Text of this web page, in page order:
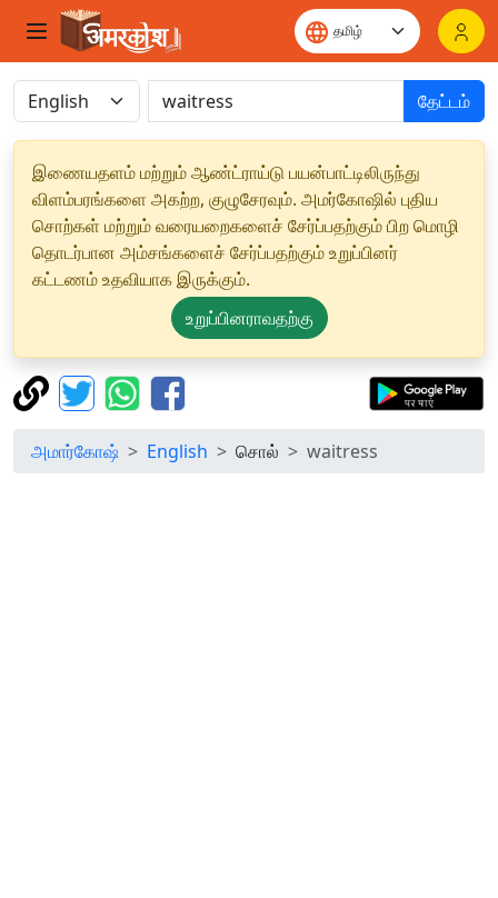
தேட்டம்
இணையதளம் மற்றும் ஆண்ட்ராய்டு பயன்பாட்டிலிருந்து
விளம்பரங்களை அகற்ற, குழுசேரவும். அமர்கோஷில் புதிய
சொற்கள் மற்றும் வரையறைகளைச் சேர்ப்பதற்கும் பிற மொழி
தொடர்பான அம்சங்களைச் சேர்ப்பதற்கும் உறுப்பினர்
கட்டணம் உதவியாக இருக்கும்.
உறுப்பினராவதற்கு
அமார்கோஷ் English சொல் waitress